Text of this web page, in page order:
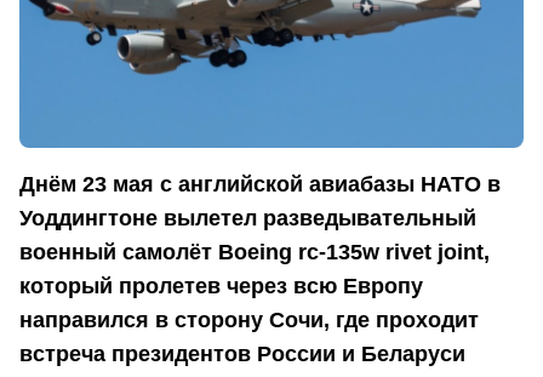
Днём 23 мая с английской авиабазы НАТО в
Уоддингтоне вылетел разведывательный
военный самолёт Boeing rc-135w rivet joint,
который пролетев через всю Европу
направился в сторону Сочи, где проходит
встреча президентов России и Беларуси